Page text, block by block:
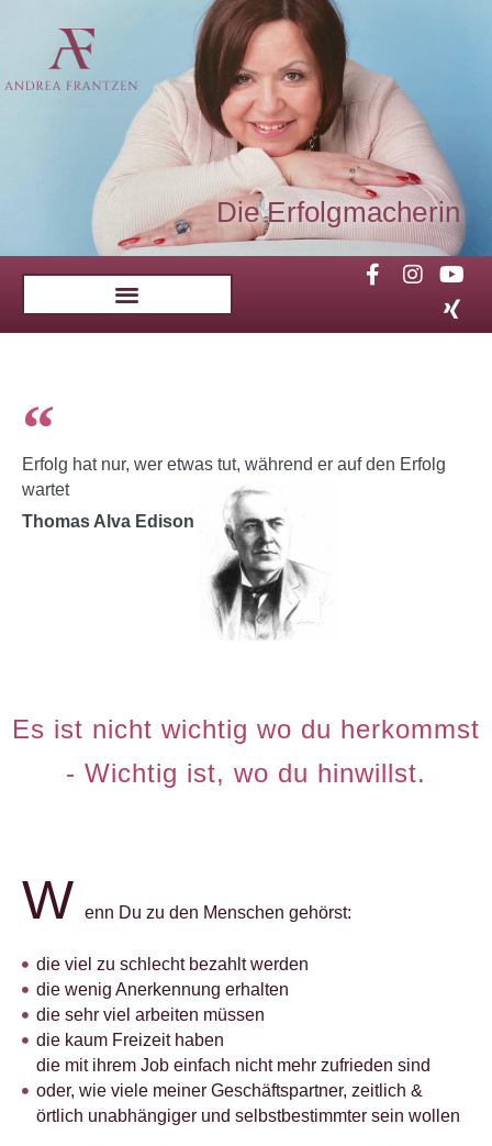
Die Erfolgmacherin
Erfolg hat nur, wer etwas tut, während er auf den Erfolg
wartet
Thomas Alva Edison
Es ist nicht wichtig wo du herkommst
- Wichtig ist, wo du hinwillst.
W enn Du zu den Menschen gehörst:
die viel zu schlecht bezahlt werden
die wenig Anerkennung erhalten
die sehr viel arbeiten müssen
die kaum Freizeit haben
die mit ihrem Job einfach nicht mehr zufrieden sind
oder, wie viele meiner Geschäftspartner, zeitlich &
örtlich unabhängiger und selbstbestimmter sein wollen